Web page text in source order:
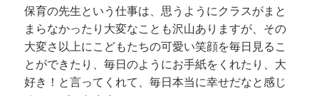
保育の先生という仕事は、思うようにクラスがまと
まらなかったり大変なことも沢山ありますが、その
大変さ以上にこどもたちの可愛い笑顔を毎日見るこ
とができたり、毎日のようにお手紙をくれたり、大
好き！と言ってくれて、毎日本当に幸せだなと感じ